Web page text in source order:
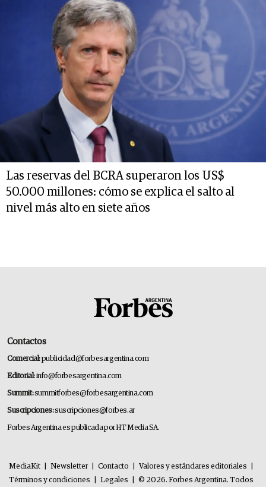
Las reservas del BCRA superaron los US$
50.000 millones: cómo se explica el salto al
nivel más alto en siete años
Contactos
Comercial:publicidad@forbesargentina.com
Editorial:info@forbesargentina.com
Summit:summitforbes@forbesargentina.com
Suscripciones:suscripciones@forbes.ar
Forbes Argentina es publicada por HT Media SA.
MediaKit Newsletter Contacto Valores y estándares editoriales
Términos y condiciones
Legales © 2026. Forbes Argentina. Todos